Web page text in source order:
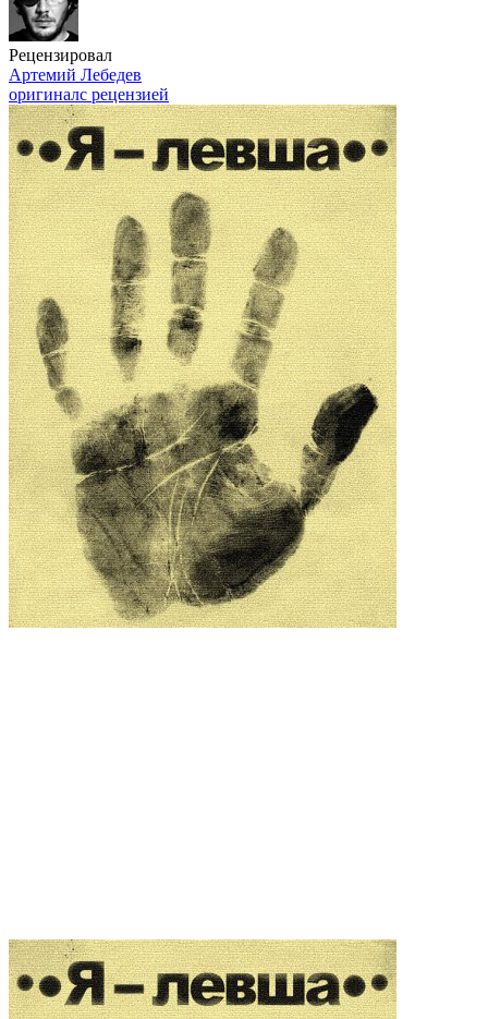
Рецензировал
Артемий Лебедев
оригиналс рецензией